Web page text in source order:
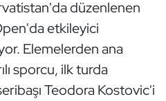
düzenlenen
etkileyici
Elemelerden ana
sporcu, ilk turda
Teodora Kostovic'i